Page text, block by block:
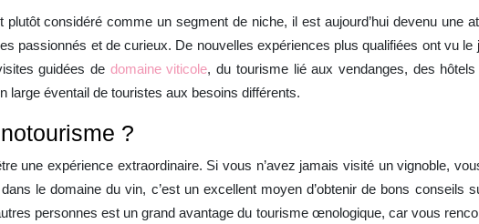
considéré comme un segment de niche, il est aujourd’hui devenu une
passionnés et de curieux. De nouvelles expériences plus qualifiées ont vu
guidées de domaine viticole, du tourisme lié aux vendanges, des
large éventail de touristes aux besoins différents.
?
une expérience extraordinaire. Si vous n’avez jamais visité un vignoble,
le domaine du vin, c’est un excellent moyen d’obtenir de bons conseils
personnes est un grand avantage du tourisme œnologique, car vous